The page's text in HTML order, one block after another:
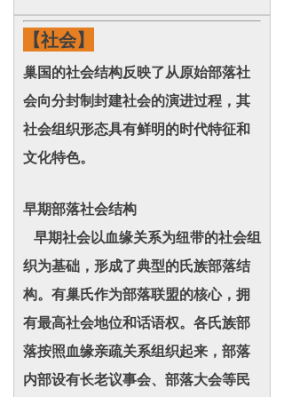
【社会】
巢国的社会结构反映了从原始部落社
会向分封制封建社会的演进过程，其
社会组织形态具有鲜明的时代特征和
文化特色。
早期部落社会结构
早期社会以血缘关系为纽带的社会组
织为基础，形成了典型的氏族部落结
构。有巢氏作为部落联盟的核心，拥
有最高社会地位和话语权。各氏族部
落按照血缘亲疏关系组织起来，部落
内部设有长老议事会、部落大会等民